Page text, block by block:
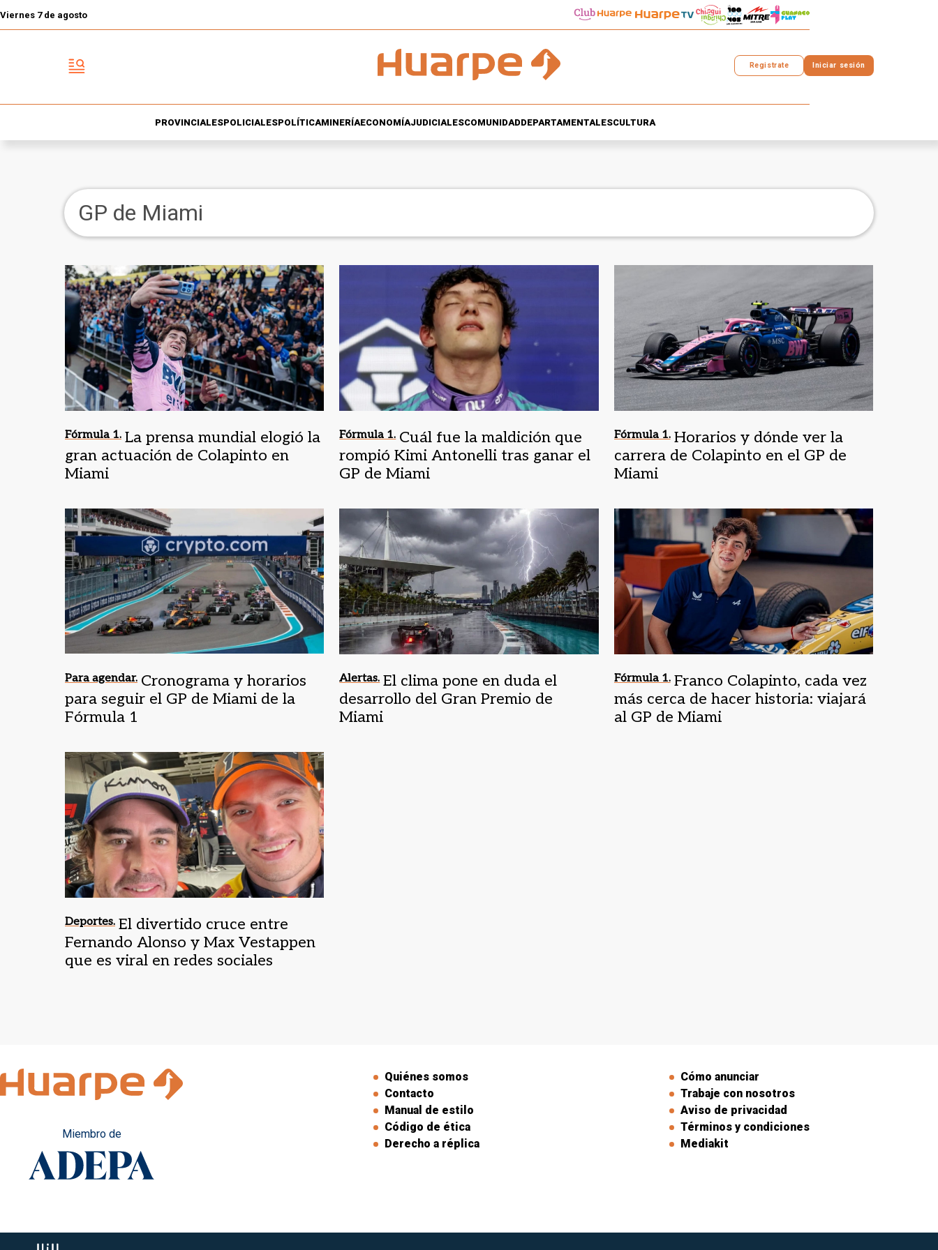
Viernes 7 de agosto
Registrate Iniciar sesión
PROVINCIALESPOLICIALESPOLÍTICAMINERÍAECONOMÍAJUDICIALESCOMUNIDADDEPARTAMENTALESCULTURA
GP de Miami
Fórmula 1. La prensa mundial elogió la
gran actuación de Colapinto en
Miami
Fórmula 1. Cuál fue la maldición que
rompió Kimi Antonelli tras ganar el
GP de Miami
Fórmula 1. Horarios y dónde ver la
carrera de Colapinto en el GP de
Miami
Para agendar. Cronograma y horarios
para seguir el GP de Miami de la
Fórmula 1
Alertas. El clima pone en duda el
desarrollo del Gran Premio de
Miami
Fórmula 1. Franco Colapinto, cada vez
más cerca de hacer historia: viajará
al GP de Miami
Deportes. El divertido cruce entre
Fernando Alonso y Max Vestappen
que es viral en redes sociales
Miembro de
Quiénes somos
Contacto
Manual de estilo
Código de ética
Derecho a réplica
Cómo anunciar
Trabaje con nosotros
Aviso de privacidad
Términos y condiciones
Mediakit